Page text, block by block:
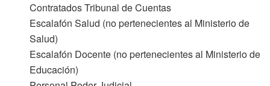
Contratados Tribunal de Cuentas
Escalafón Salud (no pertenecientes al Ministerio de
Salud)
Escalafón Docente (no pertenecientes al Ministerio de
Educación)